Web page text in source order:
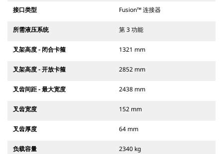
接口类型 Fusion™ 连接器
所需液压系统 第 3 功能
叉架高度 - 闭合卡箍 1321 mm
叉架高度 - 开放卡箍 2852 mm
叉齿间距 - 最大宽度 2438 mm
叉齿宽度 152 mm
叉齿厚度 64 mm
负载容量 2340 kg